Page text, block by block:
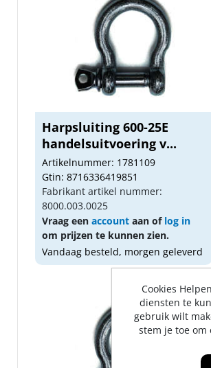
Harpsluiting 600-25E
handelsuitvoering v...
Artikelnummer: 1781109
Gtin: 8716336419851
Fabrikant artikel nummer:
8000.003.0025
Vraag een accountaan of log in
om prijzen te kunnen zien.
Vandaag besteld, morgen geleverd
Cookies
diensten te
gebruik wilt
stem je toe om